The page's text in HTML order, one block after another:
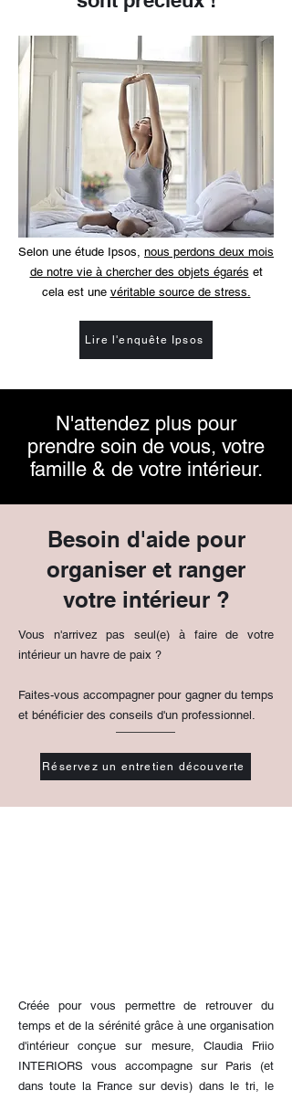
Selon une étude Ipsos, nous perdons deux mois
de notre vie à chercher des objets égarés et
cela est une véritable source de stress.
Lire l'enquête Ipsos
N'attendez plus pour
prendre soin de vous, votre
famille & de votre intérieur.
Besoin d'aide pour
organiser et ranger
votre intérieur ?
Vous n'arrivez pas seul(e) à faire de votre
intérieur un havre de paix ?
Faites-vous accompagner pour gagner du temps
et bénéficier des conseils d'un professionnel.
Réservez un entretien découverte
Créée pour vous permettre de retrouver du
temps et de la sérénité grâce à une organisation
d'intérieur conçue sur mesure, Claudia Friio
INTERIORS vous accompagne sur Paris (et
dans toute la France sur devis) dans le tri, le